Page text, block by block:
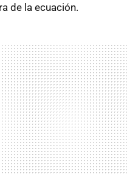
de la ecuación.